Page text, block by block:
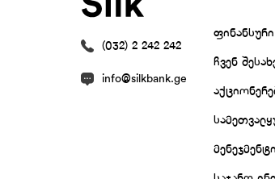
(032) 2 242 242
info@silkbank.ge
ფინანსური
ჩვენ
მენეჯმენტი